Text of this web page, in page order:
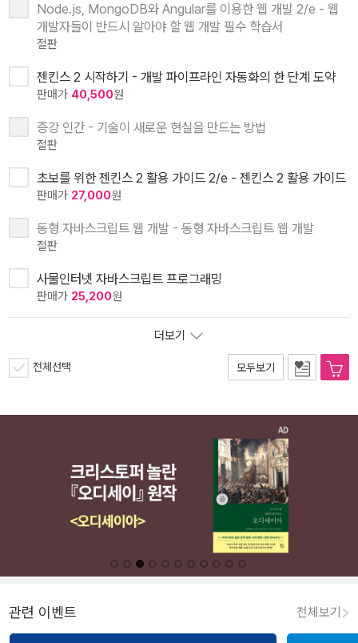
Node.js, MongoDB와 Angular를 이용한 웹 개발 2/e - 웹
개발자들이 반드시 알아야 할 웹 개발 필수 학습서
절판
젠킨스 2 시작하기 - 개발 파이프라인 자동화의 한 단계 도약
판매가 40,500원
증강 인간 - 기술이 새로운 현실을 만드는 방법
절판
초보를 위한 젠킨스 2 활용 가이드 2/e - 젠킨스 2 활용 가이드
판매가 27,000원
동형 자바스크립트 웹 개발 - 동형 자바스크립트 웹 개발
절판
사물인터넷 자바스크립트 프로그래밍
판매가 25,200원
더보기
전체선택 모두보기
관련 이벤트 전체보기